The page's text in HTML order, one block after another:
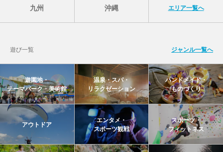
九州 沖縄 エリア一覧へ
遊び一覧 ジャンル一覧へ
遊園地・
テーマパーク・美術館
温泉・スパ・
リラクゼーション
ハンドメイド・
ものづくり
アウトドア
エンタメ・
スポーツ観戦
スポーツ・
フィットネス